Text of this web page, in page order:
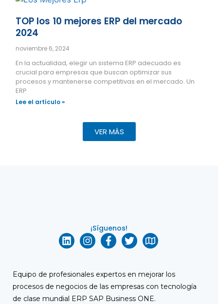
TOP los 10 mejores ERP del mercado
2024
noviembre 6, 2024
En la actualidad, elegir un sistema ERP adecuado es
crucial para empresas que buscan optimizar sus
procesos y mantenerse competitivas en el mercado. Un
ERP
Lee el artículo »
VER MÁS
¡Síguenos!
Equipo de profesionales expertos en mejorar los
procesos de negocios de las empresas con tecnología
de clase mundial ERP SAP Business ONE.